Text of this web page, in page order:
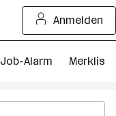
Anmelden
Job-Alarm Merkliste